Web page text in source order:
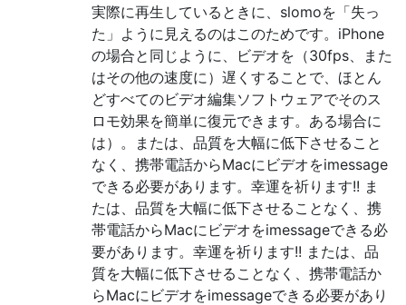
実際に再生しているときに、slomoを「失っ
た」ように見えるのはこのためです。iPhone
の場合と同じように、ビデオを（30fps、また
はその他の速度に）遅くすることで、ほとん
どすべてのビデオ編集ソフトウェアでそのス
ロモ効果を簡単に復元できます。ある場合に
は）。または、品質を大幅に低下させること
なく、携帯電話からMacにビデオをimessage
できる必要があります。幸運を祈ります!! ま
たは、品質を大幅に低下させることなく、携
帯電話からMacにビデオをimessageできる必
要があります。幸運を祈ります!! または、品
質を大幅に低下させることなく、携帯電話か
らMacにビデオをimessageできる必要があり